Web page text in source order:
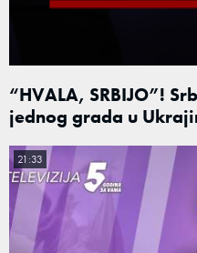
“HVALA, SRBIJO”!
jednog grada u
21:33